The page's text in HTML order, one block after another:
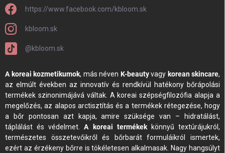
https://www.facebook.com/kbloom.sk
kbloom.sk
@kbloom.sk
A koreai kozmetikumok, más néven K-beautyvagy korean skincare,
az elmúlt években az innovatív és rendkívül hatékony bőrápolási
termékek szinonimájává váltak. A koreai szépségfilozófia alapja a
megelőzés, az alapos arctisztítás és a termékek rétegezése, hogy
a bőr pontosan azt kapja, amire szüksége van – hidratálást,
táplálást és védelmet.A koreai termékekkönnyű textúrájukról,
természetes összetevőikről és bőrbarát formuláikról ismertek,
ezért az érzékeny bőrre is tökéletesen alkalmasak. Nagy hangsúlyt